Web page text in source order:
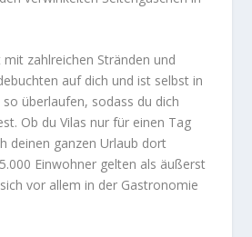
zahlreichen Stränden und
auf dich und ist selbst in
überlaufen, sodass du dich
Ob du Vilas nur für einen Tag
deinen ganzen Urlaub dort
Einwohner gelten als äußerst
vor allem in der Gastronomie